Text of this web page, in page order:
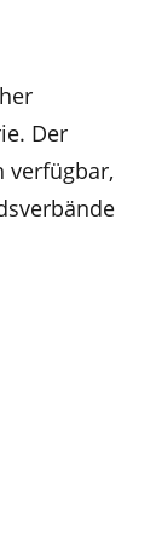
Der
verfügbar,